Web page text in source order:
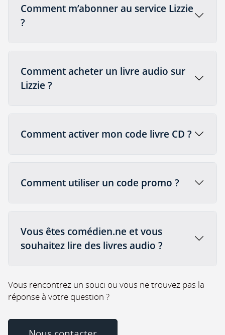
Comment m’abonner au service Lizzie
?
Comment acheter un livre audio sur
Lizzie ?
Comment activer mon code livre CD ?
Comment utiliser un code promo ?
Vous êtes comédien.ne et vous
souhaitez lire des livres audio ?
Vous rencontrez un souci ou vous ne trouvez pas la
réponse à votre question ?